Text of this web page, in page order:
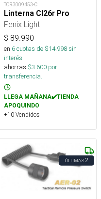
TOR3009453-C
Linterna Cl26r Pro
Fenix Light
$ 89.990
en 6cuotas de $14.998sin
interés
ahorras $3.600 por
transferencia.
LLEGA MAÑANA✔️TIENDA
APOQUINDO
+10 Vendidos
ÚLTIMAS2